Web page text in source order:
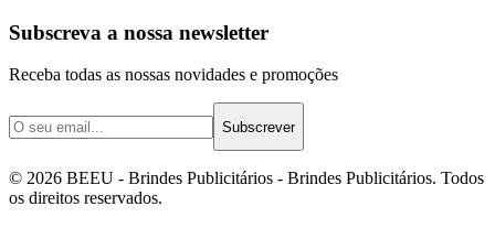
Subscreva a nossa newsletter
Receba todas as nossas novidades e promoções
Subscrever
© 2026 BEEU - Brindes Publicitários - Brindes Publicitários. Todos
os direitos reservados.